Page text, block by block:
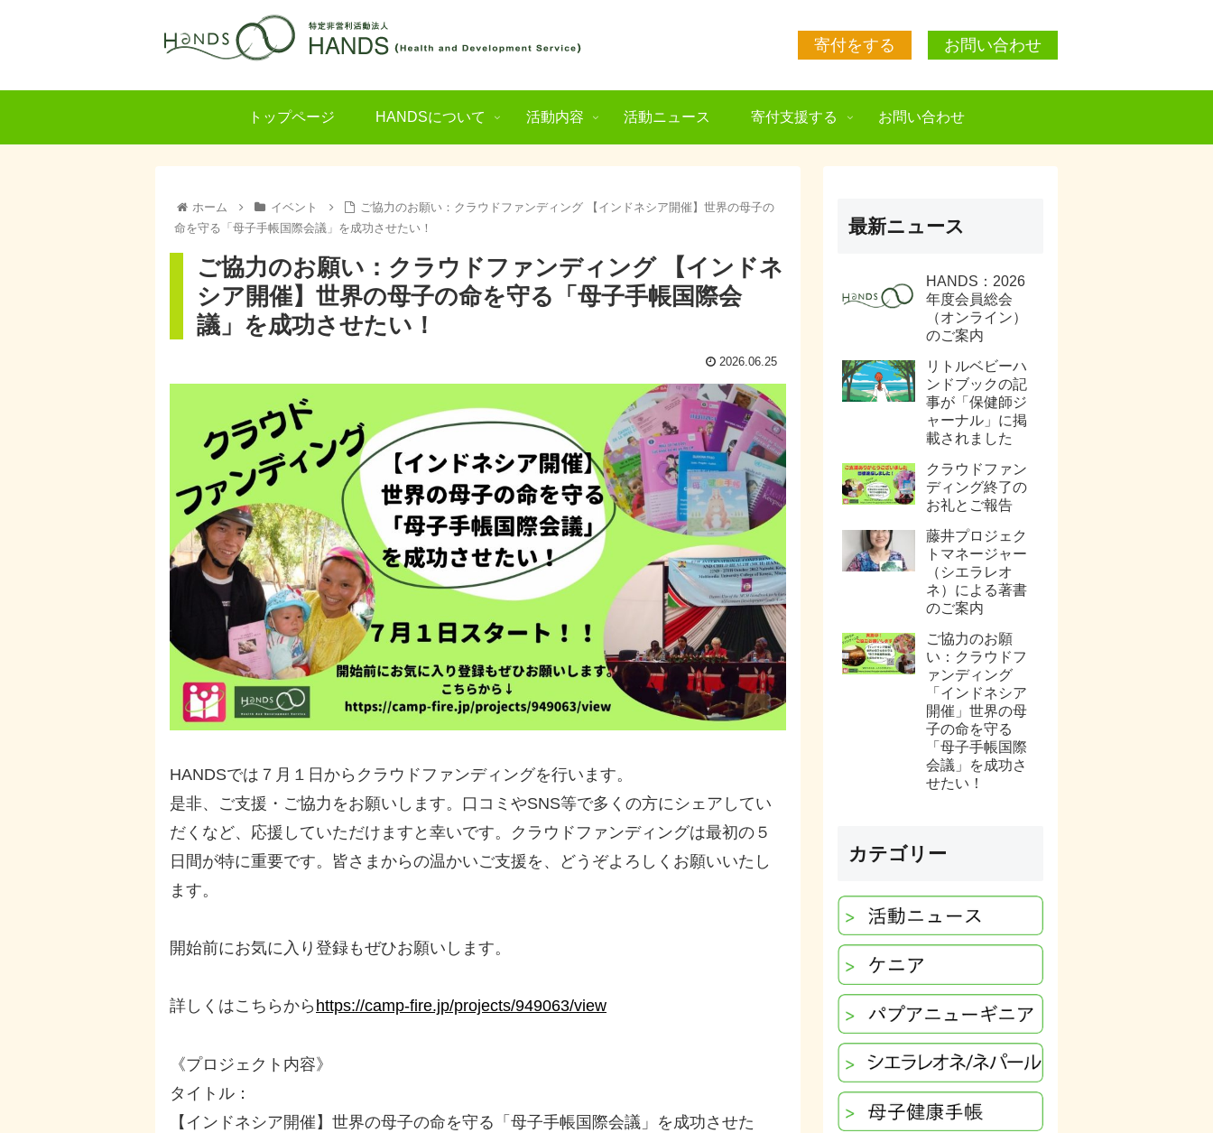
寄付をする お問い合わせ
トップページ HANDSについて 活動内容 活動ニュース 寄付支援する お問い合わせ
ホーム イベント
ご協力のお願い：クラウドファンディング 【インドネシア開催】世界の母子の
命を守る「母子手帳国際会議」を成功させたい！
ご協力のお願い：クラウドファンディング 【インドネ
シア開催】世界の母子の命を守る「母子手帳国際会
議」を成功させたい！
2026.06.25
HANDSでは７月１日からクラウドファンディングを行います。
是非、ご支援・ご協力をお願いします。口コミやSNS等で多くの方にシェアしてい
だくなど、応援していただけますと幸いです。クラウドファンディングは最初の５
日間が特に重要です。皆さまからの温かいご支援を、どうぞよろしくお願いいたし
ます。
開始前にお気に入り登録もぜひお願いします。
詳しくはこちらから https://camp-fire.jp/projects/949063/view
《プロジェクト内容》
タイトル：
【インドネシア開催】世界の母子の命を守る「母子手帳国際会議」を成功させた
最新ニュース
HANDS：2026
年度会員総会
（オンライン）
のご案内
リトルベビーハ
ンドブックの記
事が「保健師ジ
ャーナル」に掲
載されました
クラウドファン
ディング終了の
お礼とご報告
藤井プロジェク
トマネージャー
（シエラレオ
ネ）による著書
のご案内
ご協力のお願
い：クラウドフ
ァンディング
「インドネシア
開催」世界の母
子の命を守る
「母子手帳国際
会議」を成功さ
せたい！
カテゴリー